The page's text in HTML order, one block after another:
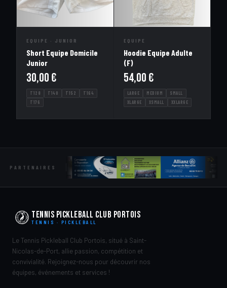
EQUIPE · JUNIOR
Short Equipe Domicile
Junior
30,00 €
T128 T140 T152
T164
T176
EQUIPE
Hoodie Equipe Adulte
(F)
54,00 €
LARGE MEDIUM
SMALL
XLARGE
XSMALL XXLARGE
PARTENAIRES
Tennis Pickleball Club Portois
TENNIS · PICKLEBALL
Le Tennis Pickleball Club Portois, situé à Saint-
Nicolas-de-Port, allie passion, compétition et
convivialité. Rejoignez-nous pour découvrir nos
équipes, événements et services !